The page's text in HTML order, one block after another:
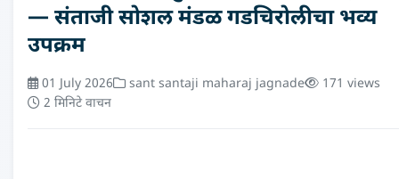
— संताजी सोशल मंडळ गडचिरोलीचा भव्य
उपक्रम
01 July 2026 sant santaji maharaj jagnade
171 views
2 मिनिटे वाचन